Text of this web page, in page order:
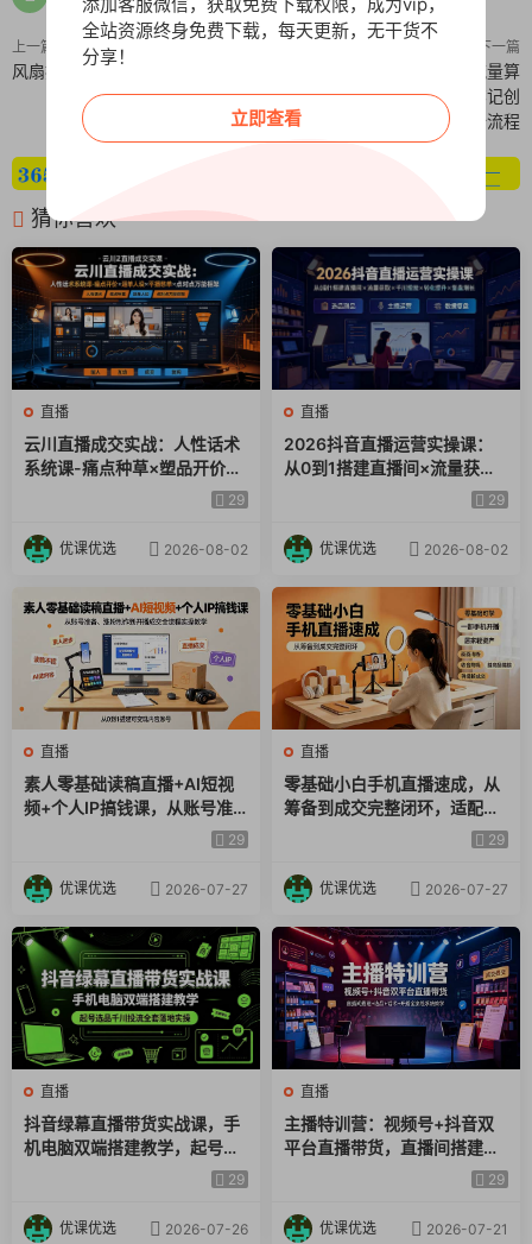
上一篇
风扇控制工具
下一篇
小红书虚拟电商掘金，解析流量算
法，选品策略，账号起号，笔记创
作全流程
猜你喜欢
直播
云川直播成交实战：人性话术
系统课-痛点种草×塑品开价×
逼单人设×平播憋单×点对点万
29
优课优选 2026-08-02
直播
2026抖音直播运营实操课：
从0到1搭建直播间×流量获取×
千川投放×转化提升×复盘增29
优课优选 2026-08-02
直播
素人零基础读稿直播+AI短视
频+个人IP搞钱课，从账号准
备、涨粉制作到开播成交全流
29
优课优选 2026-07-27
直播
零基础小白手机直播速成，从
筹备到成交完整闭环，适配苹
果安卓系统，解决杂音卡顿留
29
优课优选 2026-07-27
直播
抖音绿幕直播带货实战课，手
机电脑双端搭建教学，起号选
29
优课优选 2026-07-26
直播
主播特训营：视频号+抖音双
平台直播带货，直播间搭建
+选品+话术+开播全流程系统29
优课优选 2026-07-21
全站资源终身免费下载，每天更新，无干货不
分享！
立即查看